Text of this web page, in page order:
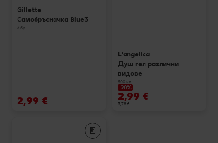
Gillette
Самобръсначка Blue3
6 бр.
2,99 €
L'angelica
Душ гел различни
видове
500 мл
-20%
2,99 €
3,78 €